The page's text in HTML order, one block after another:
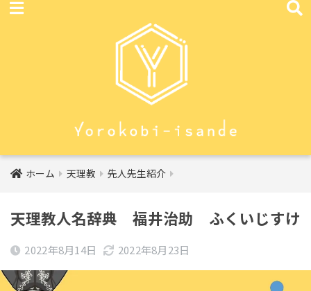
ホーム 天理教 先人先生紹介
天理教人名辞典 福井治助 ふくいじすけ
2022年8月14日 2022年8月23日